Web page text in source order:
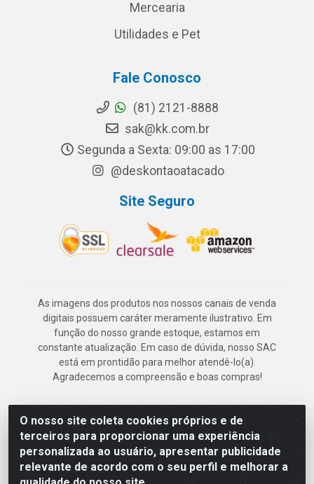
O nosso site coleta cookies próprios e de
terceiros para proporcionar uma experiência
personalizada ao usuário, apresentar publicidade
relevante de acordo com o seu perfil e melhorar a
Mercearia
Utilidades e Pet
Fale Conosco
(81) 2121-8888
sak@kk.com.br
Segunda a Sexta: 09:00 as 17:00
@deskontaoatacado
Site Seguro
As imagens dos produtos nos nossos canais de venda
digitais possuem caráter meramente ilustrativo. Em
função do nosso grande estoque, estamos em
constante atualização. Em caso de dúvida, nosso SAC
está em prontidão para melhor atendê-lo(a).
Agradecemos a compreensão e boas compras!
Deskontão Atacado - Av. Marechal Mascarenhas de Morais, 2471 -
Imbiribeira - Recife/PE - CEP 51.150-001 - CNPJ 24.150.377/0003-
57